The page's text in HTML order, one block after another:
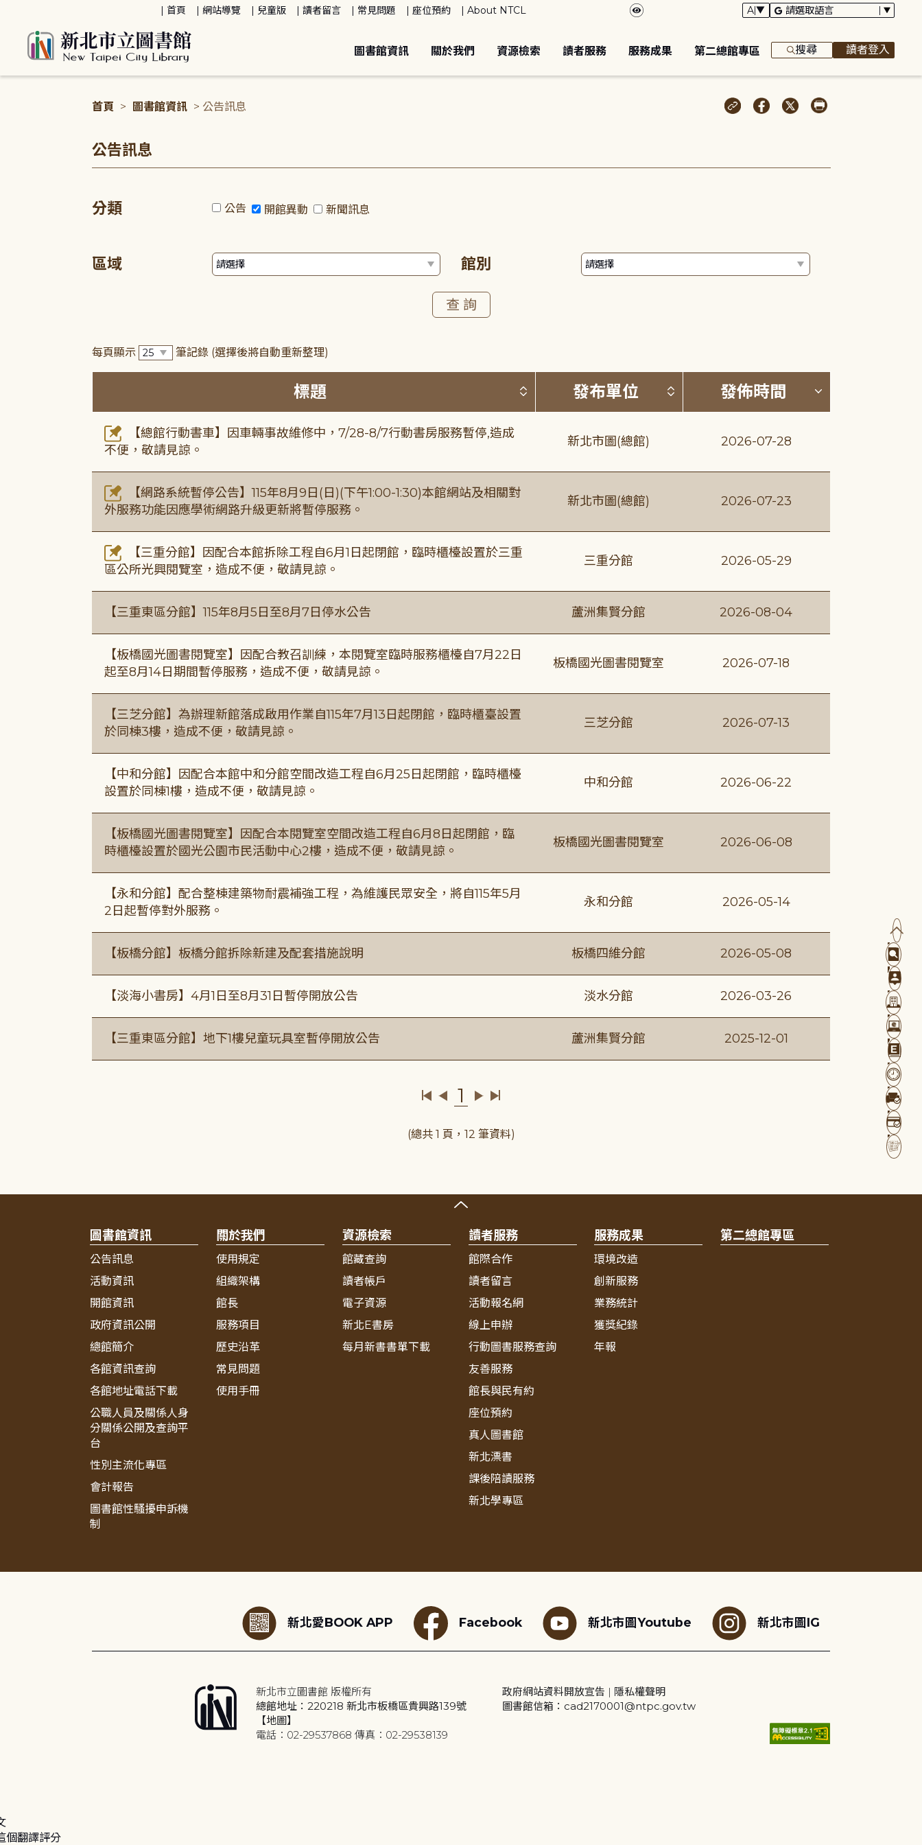
首頁 網站導覽 兒童版 讀者留言 常見問題 座位預約 About NTCL
圖書館資訊 關於我們 資源檢索 讀者服務 服務成果 第二總館專區 搜尋 讀者登入
首頁 > 圖書館資訊 > 公告訊息
公告訊息
分類 公告 開館異動 新聞訊息
區域 館別
每頁顯示 筆記錄 (選擇後將自動重新整理)
標題 按標題排序 (升降冪)
發布單位 按發布單位排序 (升降冪)
發佈時間 按發佈時間
【總館行動書車】因車輛事故維修中，7/28-8/7行動書房服務暫停,造成
不便，敬請見諒。
新北市圖(總館) 2026-07-28
【網路系統暫停公告】115年8月9日(日)(下午1:00-1:30)本館網站及相關對
外服務功能因應學術網路升級更新將暫停服務。
新北市圖(總館) 2026-07-23
【三重分館】因配合本館拆除工程自6月1日起閉館，臨時櫃檯設置於三重
區公所光興閱覽室，造成不便，敬請見諒。
三重分館 2026-05-29
【三重東區分館】115年8月5日至8月7日停水公告 蘆洲集賢分館 2026-08-04
【板橋國光圖書閱覽室】因配合教召訓練，本閱覽室臨時服務櫃檯自7月22日
起至8月14日期間暫停服務，造成不便，敬請見諒。
板橋國光圖書閱覽室 2026-07-18
【三芝分館】為辦理新館落成啟用作業自115年7月13日起閉館，臨時櫃臺設置
於同棟3樓，造成不便，敬請見諒。
三芝分館 2026-07-13
【中和分館】因配合本館中和分館空間改造工程自6月25日起閉館，臨時櫃檯
設置於同棟1樓，造成不便，敬請見諒。
中和分館 2026-06-22
【板橋國光圖書閱覽室】因配合本閱覽室空間改造工程自6月8日起閉館，臨
時櫃檯設置於國光公園市民活動中心2樓，造成不便，敬請見諒。
板橋國光圖書閱覽室 2026-06-08
【永和分館】配合整棟建築物耐震補強工程，為維護民眾安全，將自115年5月
2日起暫停對外服務。
永和分館 2026-05-14
【板橋分館】板橋分館拆除新建及配套措施說明 板橋四維分館 2026-05-08
【淡海小書房】4月1日至8月31日暫停開放公告 淡水分館 2026-03-26
【三重東區分館】地下1樓兒童玩具室暫停開放公告 蘆洲集賢分館 2025-12-01
1
(總共 1 頁，12 筆資料)
圖書館資訊
公告訊息
活動資訊
開館資訊
政府資訊公開
總館簡介
各館資訊查詢
各館地址電話下載
公職人員及關係人身
分關係公開及查詢平
台
性別主流化專區
會計報告
圖書館性騷擾申訴機
制
關於我們
使用規定
組織架構
館長
服務項目
歷史沿革
常見問題
使用手冊
資源檢索
館藏查詢
讀者帳戶
電子資源
新北E書房
每月新書書單下載
讀者服務
館際合作
讀者留言
活動報名網
線上申辦
行動圖書服務查詢
友善服務
館長與民有約
座位預約
真人圖書館
新北漂書
課後陪讀服務
新北學專區
服務成果
環境改造
創新服務
業務統計
獲獎紀錄
年報
第二總館專區
新北愛BOOK APP Facebook 新北市圖Youtube 新北市圖IG
新北市立圖書館 版權所有
總館地址：220218 新北市板橋區貴興路139號
【地圖】
電話：02-29537868 傳真：02-29538139
政府網站資料開放宣告 | 隱私權聲明
圖書館信箱：cad2170001@ntpc.gov.tw
個翻譯評分